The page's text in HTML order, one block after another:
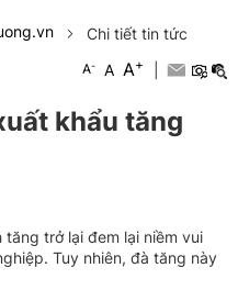
Chi tiết tin tức
A- A A+
khẩu tăng
trở lại đem lại niềm vui
Tuy nhiên, đà tăng này